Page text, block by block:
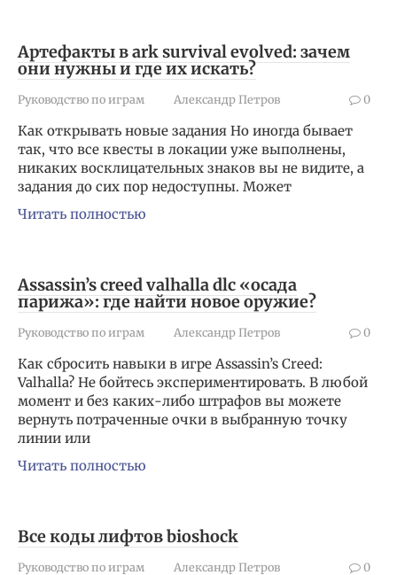
Артефакты в ark survival evolved: зачем
они нужны и где их искать?
Руководство по играм Александр Петров 0
Как открывать новые задания Но иногда бывает
так, что все квесты в локации уже выполнены,
никаких восклицательных знаков вы не видите, а
задания до сих пор недоступны. Может
Читать полностью
Assassin’s creed valhalla dlc «осада
парижа»: где найти новое оружие?
Руководство по играм Александр Петров 0
Как сбросить навыки в игре Assassin’s Creed:
Valhalla? Не бойтесь экспериментировать. В любой
момент и без каких-либо штрафов вы можете
вернуть потраченные очки в выбранную точку
линии или
Читать полностью
Все коды лифтов bioshock
Руководство по играм Александр Петров 0